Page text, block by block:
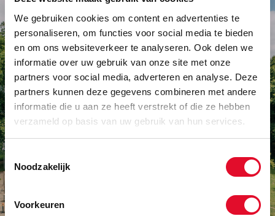
We gebruiken cookies om content en advertenties te
personaliseren, om functies voor social media te bieden
en om ons websiteverkeer te analyseren. Ook delen we
informatie over uw gebruik van onze site met onze
partners voor social media, adverteren en analyse. Deze
partners kunnen deze gegevens combineren met andere
informatie die u aan ze heeft verstrekt of die ze hebben
verzameld op basis van uw gebruik van hun services.
Toestemmingsselectie
Noodzakelijk
Voorkeuren
DE FEESTLOCATIE IN DEN
BOSCH
Binnen is het warm en sfeervol, buiten wacht een
Alles onder één dak, centraal gelegen en met